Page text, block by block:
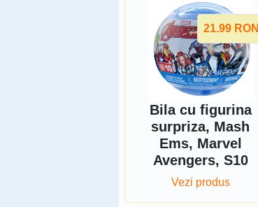
21.99 RON
Bila cu figurina
surpriza, Mash
Ems, Marvel
Avengers, S10
Vezi produs